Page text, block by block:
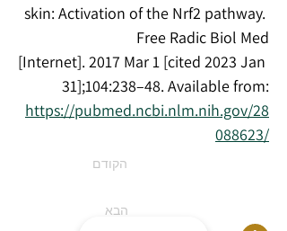
skin: Activation of the Nrf2 pathway.
Free Radic Biol Med
[Internet]. 2017 Mar 1 [cited 2023 Jan
31];104:238–48. Available from:
https://pubmed.ncbi.nlm.nih.gov/28
088623/
הקודם
הבא